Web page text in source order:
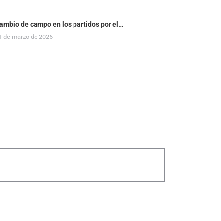
de campo en los partidos por el…
de marzo de 2026